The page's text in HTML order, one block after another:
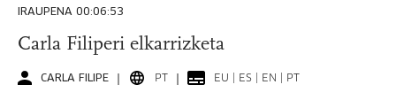
IRAUPENA 00:06:53
Carla Filiperi elkarrizketa
CARLA FILIPE PT EU | ES | EN | PT